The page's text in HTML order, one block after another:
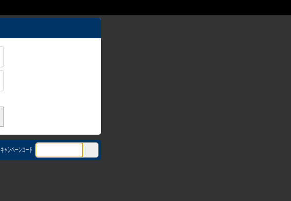
キャンペーンコード